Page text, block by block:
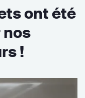
ont été
nos
!